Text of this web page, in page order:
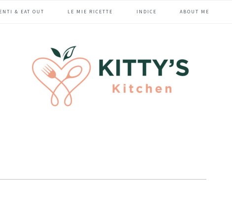
& EAT OUT LE MIE RICETTE INDICE ABOUT ME